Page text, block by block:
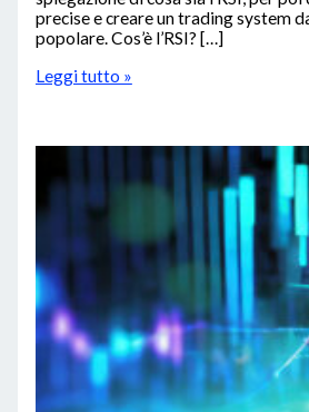
precise e creare un trading system
popolare. Cos’è l’RSI? […]
Leggi tutto »